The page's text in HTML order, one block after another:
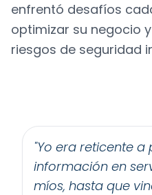
enfrentó desafíos
optimizar su negocio
riesgos de seguridad
"Yo era reticente a poner la
información en
míos, hasta que